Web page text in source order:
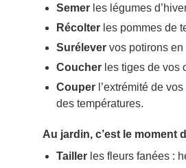
Semer les légumes
Récolter les pommes de
Surélever vos potirons
Coucher les tiges de vos
Couper l’extrémité de
des températures.
Au jardin, c’est le moment
Tailler les fleurs fanées :